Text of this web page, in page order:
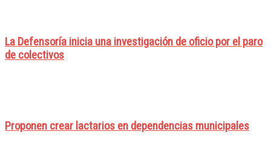
La Defensoría inicia una investigación de oficio por el paro
de colectivos
Proponen crear lactarios en dependencias municipales